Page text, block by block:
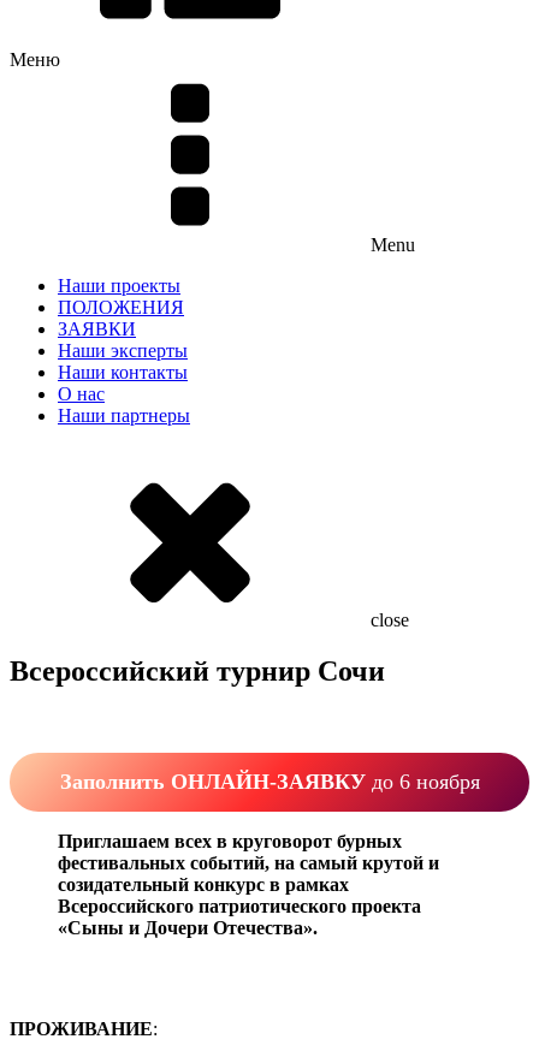
Меню
Menu
Наши проекты
ПОЛОЖЕНИЯ
ЗАЯВКИ
Наши эксперты
Наши контакты
О нас
Наши партнеры
close
Всероссийский турнир Сочи
Заполнить ОНЛАЙН-ЗАЯВКУ до 6 ноября
Приглашаем всех в круговорот бурных
фестивальных событий, на самый крутой и
созидательный конкурс в рамках
Всероссийского патриотического проекта
«Сыны и Дочери Отечества».
ПРОЖИВАНИЕ: